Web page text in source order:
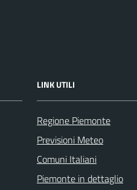
LINK UTILI
Regione Piemonte
Previsioni Meteo
Comuni Italiani
Piemonte in dettaglio